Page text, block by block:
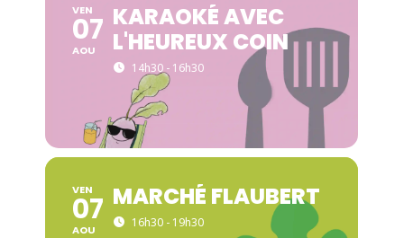
VEN
07
AOU
KARAOKÉ AVEC
L'HEUREUX COIN
14h30 - 16h30
VEN
07
AOU
MARCHÉ FLAUBERT
16h30 - 19h30